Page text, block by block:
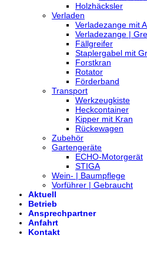
Holzhäcksler
Verladen
Verladezange mit
Verladezange |
Fällgreifer
Staplergabel mit
Forstkran
Rotator
Förderband
Transport
Werkzeugkiste
Heckcontainer
Kipper mit Kran
Rückewagen
Zubehör
Gartengeräte
ECHO-Motorgerät
STIGA
Wein- | Baumpflege
Vorführer | Gebraucht
Aktuell
Betrieb
Ansprechpartner
Anfahrt
Kontakt